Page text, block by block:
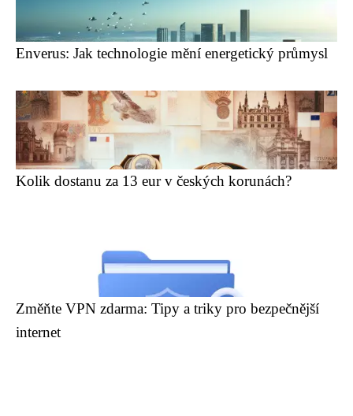
Enverus: Jak technologie mění energetický průmysl
Kolik dostanu za 13 eur v českých korunách?
Změňte VPN zdarma: Tipy a triky pro bezpečnější
internet